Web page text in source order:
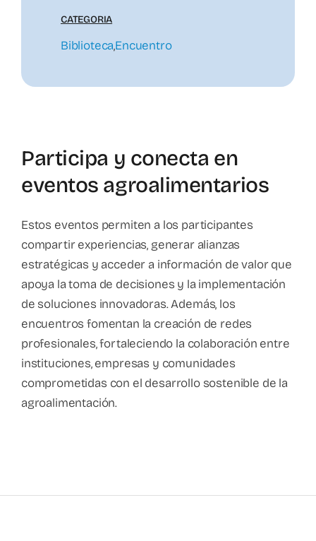
CATEGORIA
Biblioteca,Encuentro
Participa y conecta en
eventos agroalimentarios
Estos eventos permiten a los participantes
compartir experiencias, generar alianzas
estratégicas y acceder a información de valor que
apoya la toma de decisiones y la implementación
de soluciones innovadoras. Además, los
encuentros fomentan la creación de redes
profesionales, fortaleciendo la colaboración entre
instituciones, empresas y comunidades
comprometidas con el desarrollo sostenible de la
agroalimentación.